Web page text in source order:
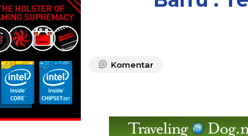
Komentar